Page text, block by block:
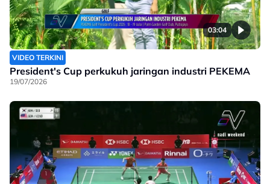
03:04
VIDEO TERKINI
President's Cup perkukuh jaringan industri PEKEMA
19/07/2026